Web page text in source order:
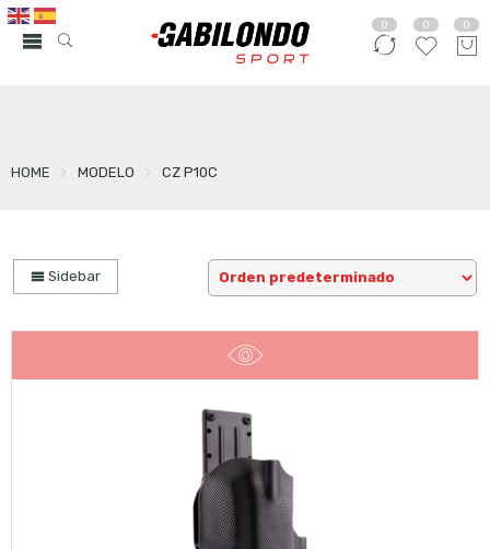
0 0 0
HOME MODELO CZ P10C
Sidebar